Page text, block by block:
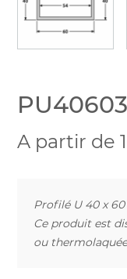
A partir de
Profilé U 40 x
Ce produit est
ou